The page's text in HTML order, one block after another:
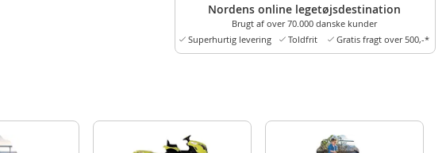
Nordens online legetøjsdestination
Brugt af over 70.000 danske kunder
Superhurtig levering
Toldfrit Gratis fragt over 500,-*
via traktorens